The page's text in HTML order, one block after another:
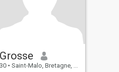
Grosse
30 • Saint-Malo, Bretagne, Francia